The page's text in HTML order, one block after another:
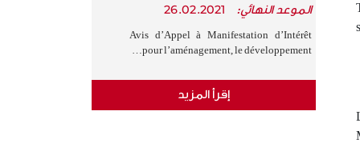
الموعد النهائي: 26.02.2021
Avis d’Appel à Manifestation d’Intérêt
pour l’aménagement, le développement…
إقرأ المزيد